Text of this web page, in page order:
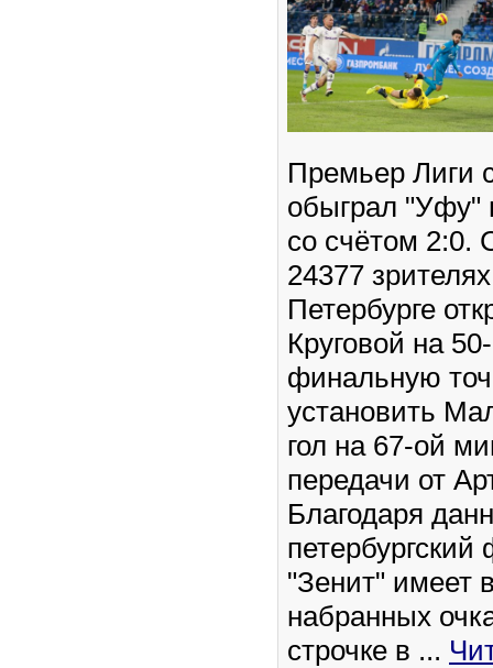
Премьер Лиги
обыграл "Уфу"
со счётом 2:0.
24377
Петербурге
Круговой на
финальную
установить
гол на 67-ой
передачи от
Благодаря
"Зенит" имеет
набранных
строчке в ...